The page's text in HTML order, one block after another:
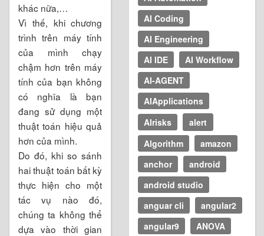
khác nữa,…
Vì thế, khi chương
trình trên máy tính
của mình chạy
chậm hơn trên máy
tính của bạn không
có nghĩa là bạn
đang sử dụng một
thuật toán hiệu quả
hơn của mình.
Do đó, khi so sánh
hai thuật toán bất kỳ
thực hiện cho một
tác vụ nào đó,
chúng ta không thể
dựa vào thời gian
AI Coding
AI Engineering
AI IDE
AI Workflow
AI-AGENT
AIApplications
AIrisks
alert
Algorithm
amazon
anchor
android
android studio
anguar cli
angular2
angular9
ANOVA